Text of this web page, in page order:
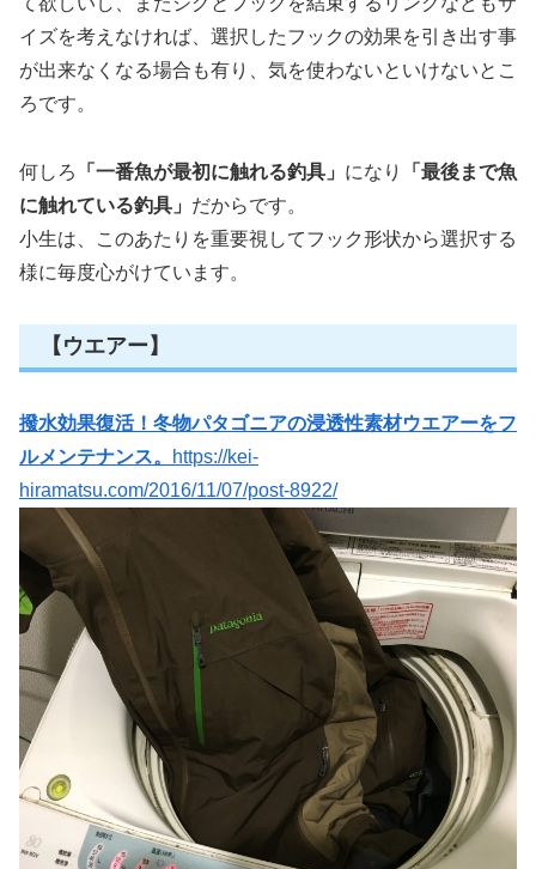
イズを考えなければ、選択したフックの効果を引き出す事
が出来なくなる場合も有り、気を使わないといけないとこ
ろです。
何しろ 「一番魚が最初に触れる釣具」 になり
「最後まで魚
に触れている釣具」 だからです。
小生は、このあたりを重要視してフック形状から選択する
様に毎度心がけています。
【ウエアー】
撥水効果復活！冬物パタゴニアの浸透性素材ウエアーをフ
ルメンテナンス。
https://kei-
hiramatsu.com/2016/11/07/post-8922/